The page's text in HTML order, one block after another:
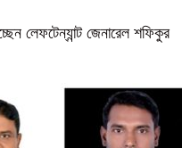
লেফটেন্যান্ট জেনারেল শফিকুর